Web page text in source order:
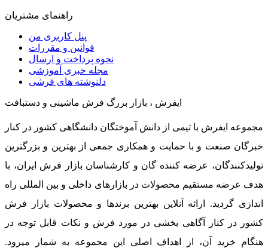
راهنمای مشتریان
پنل کاربری من
قوانین و مقررات
نحوه پرداخت و ارسال
مجله خبری آموزشی
دلنوشته های فرشی
ایفرش ، بازار بزرگ فرش ماشینی و دستبافت
مجموعه ایفرش با تیمی از دانش آموختگان دانشگاهی کشور در کنار
خبرگان صنعت و با حمایت و همکاری جمعی از بهترین و بزرگترین
تولیدکنندگان، عرضه کننده گان و کارشناسان بازار فرش ایران، با
هدف عرضه مستقیم محصولات در بازارهای داخلی و بین المللی راه
اندازی گردید. ارائه آنلاین بهترین برندها و محصولات بازار فرش
کشور در کنار آگاهی بخشی در مورد فرش و نکات قابل توجه در
هنگام خرید آن، از اهداف اصلی این مجموعه به شمار میرود.